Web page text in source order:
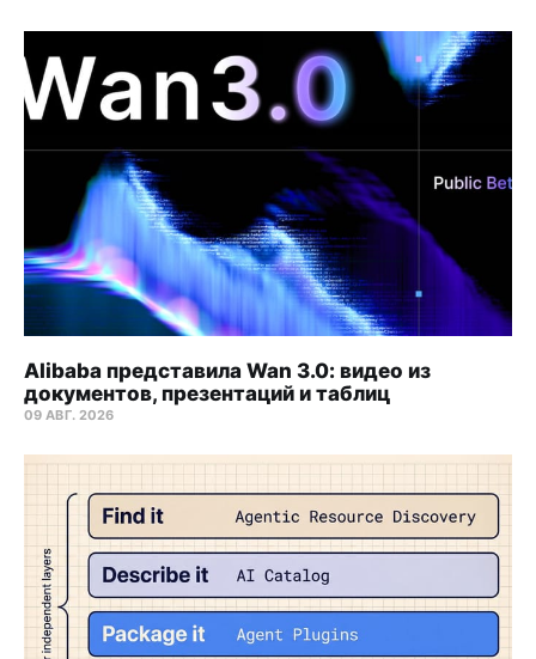
Alibaba представила Wan 3.0: видео из
документов, презентаций и таблиц
09 АВГ. 2026